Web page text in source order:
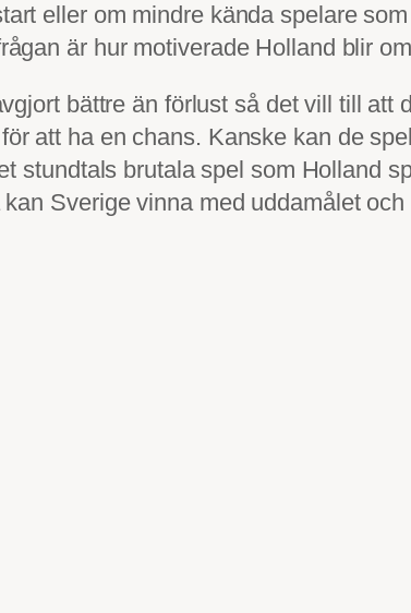
eller om mindre kända spelare
är hur motiverade Holland blir
bättre än förlust så det vill till att
att ha en chans. Kanske kan de
stundtals brutala spel som Holland
Sverige vinna med uddamålet